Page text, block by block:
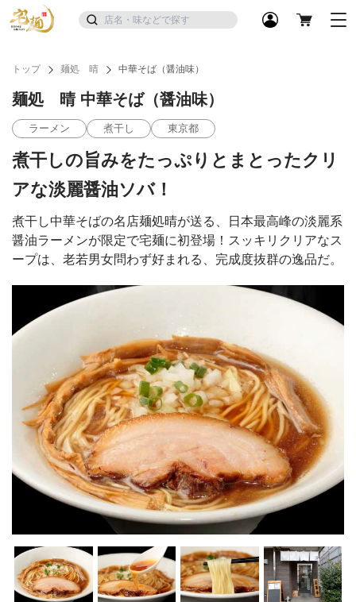
トップ 麺処 晴 中華そば（醤油味）
麺処 晴 中華そば（醤油味）
ラーメン 煮干し 東京都
煮干しの旨みをたっぷりとまとったクリ
アな淡麗醤油ソバ！
煮干し中華そばの名店麺処晴が送る、日本最高峰の淡麗系
醤油ラーメンが限定で宅麺に初登場！スッキリクリアなス
ープは、老若男女問わず好まれる、完成度抜群の逸品だ。